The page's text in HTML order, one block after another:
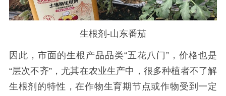
生根剂-山东番茄
因此，市面的生根产品品类“五花八门”，价格也是
“层次不齐”，尤其在农业生产中，很多种植者不了解
生根剂的特性，在作物生育期节点或作物受到一定